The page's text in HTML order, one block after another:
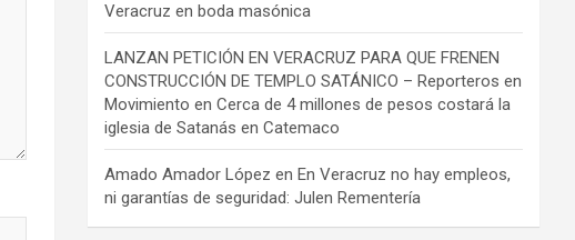
Veracruz en boda masónica
LANZAN PETICIÓN EN VERACRUZ PARA QUE FRENEN
CONSTRUCCIÓN DE TEMPLO SATÁNICO – Reporteros en
Movimiento enCerca de 4 millones de pesos costará la
iglesia de Satanás en Catemaco
Amado Amador López enEn Veracruz no hay empleos,
ni garantías de seguridad: Julen Rementería